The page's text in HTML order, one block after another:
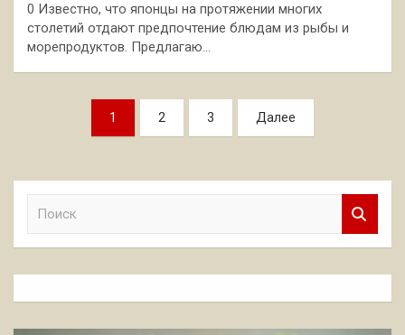
0 Известно, что японцы на протяжении многих
столетий отдают предпочтение блюдам из рыбы и
морепродуктов. Предлагаю…
Пагинация
записей
1 2 3 Далее
к